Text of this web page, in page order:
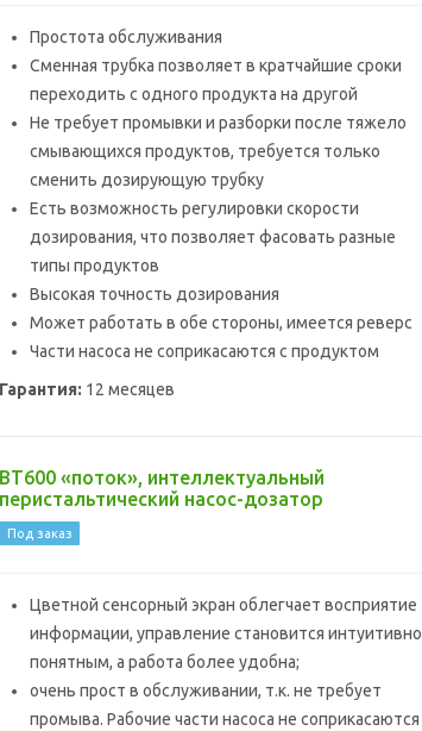
Простота обслуживания
Сменная трубка позволяет в кратчайшие сроки
переходить с одного продукта на другой
Не требует промывки и разборки после тяжело
смывающихся продуктов, требуется только
сменить дозирующую трубку
Есть возможность регулировки скорости
дозирования, что позволяет фасовать разные
типы продуктов
Высокая точность дозирования
Может работать в обе стороны, имеется реверс
Части насоса не соприкасаются с продуктом
Гарантия: 12 месяцев
BT600 «поток», интеллектуальный
перистальтический насос-дозатор
Под заказ
Цветной сенсорный экран облегчает восприятие
информации, управление становится интуитивно
понятным, а работа более удобна;
очень прост в обслуживании, т.к. не требует
промыва. Рабочие части насоса не соприкасаются